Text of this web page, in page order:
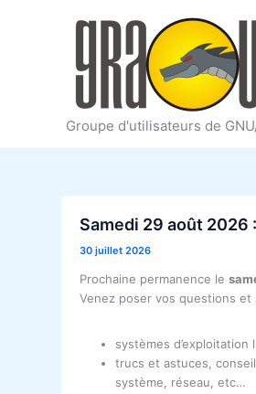
Groupe d'utilisateurs de
Samedi 29 août 2026
30 juillet 2026
Prochaine permanence le
Venez poser vos questions
systèmes
trucs et astuces,
système, réseau, etc…